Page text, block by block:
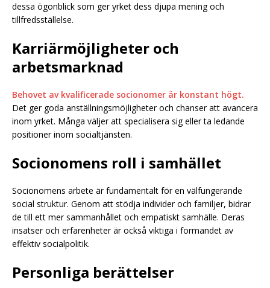
dessa ögonblick som ger yrket dess djupa mening och
tillfredsställelse.
Karriärmöjligheter och
arbetsmarknad
Behovet av kvalificerade socionomer är konstant högt.
Det ger goda anställningsmöjligheter och chanser att avancera
inom yrket. Många väljer att specialisera sig eller ta ledande
positioner inom socialtjänsten.
Socionomens roll i samhället
Socionomens arbete är fundamentalt för en välfungerande
social struktur. Genom att stödja individer och familjer, bidrar
de till ett mer sammanhållet och empatiskt samhälle. Deras
insatser och erfarenheter är också viktiga i formandet av
effektiv socialpolitik.
Personliga berättelser